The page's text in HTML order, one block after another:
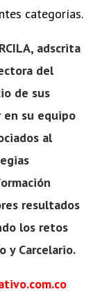
categorías.
adscrita
del
de sus
su equipo
al
resultados
los retos
y Carcelario.